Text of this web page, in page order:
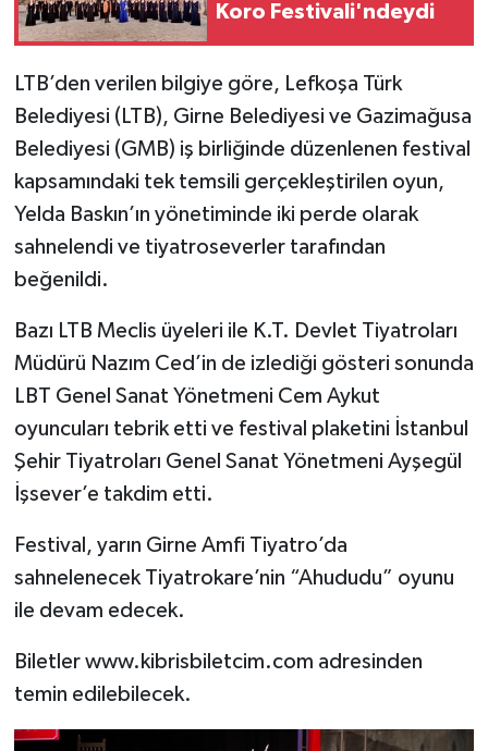
Koro Festivali'ndeydi
LTB’den verilen bilgiye göre, Lefkoşa Türk
Belediyesi (LTB), Girne Belediyesi ve Gazimağusa
Belediyesi (GMB) iş birliğinde düzenlenen festival
kapsamındaki tek temsili gerçekleştirilen oyun,
Yelda Baskın’ın yönetiminde iki perde olarak
sahnelendi ve tiyatroseverler tarafından
beğenildi.
Bazı LTB Meclis üyeleri ile K.T. Devlet Tiyatroları
Müdürü Nazım Ced’in de izlediği gösteri sonunda
LBT Genel Sanat Yönetmeni Cem Aykut
oyuncuları tebrik etti ve festival plaketini İstanbul
Şehir Tiyatroları Genel Sanat Yönetmeni Ayşegül
İşsever’e takdim etti.
Festival, yarın Girne Amfi Tiyatro’da
sahnelenecek Tiyatrokare’nin “Ahududu” oyunu
ile devam edecek.
Biletler www.kibrisbiletcim.com adresinden
temin edilebilecek.